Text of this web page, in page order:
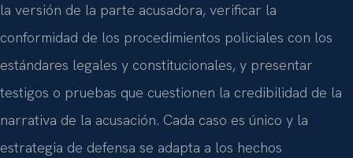
la versión de la parte acusadora, verificar la
conformidad de los procedimientos policiales con los
estándares legales y constitucionales, y presentar
testigos o pruebas que cuestionen la credibilidad de la
narrativa de la acusación. Cada caso es único y la
estrategia de defensa se adapta a los hechos